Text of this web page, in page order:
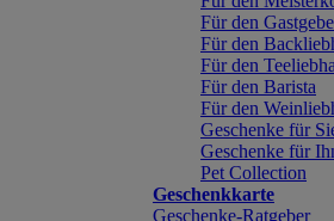
Für den
Für den
Für den
Für den Barista
Für den
Geschenke für
Geschenke für
Pet Collection
Geschenkkarte
Geschenke-Ratgeber